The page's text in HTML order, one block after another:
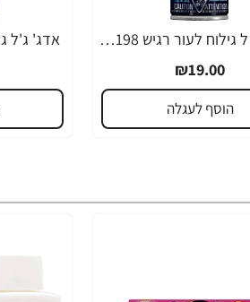
אדג' ג`ל גילוח לעור רגיש 198 גרם - מבית EDGE
₪19.00
הוסף לעגלה